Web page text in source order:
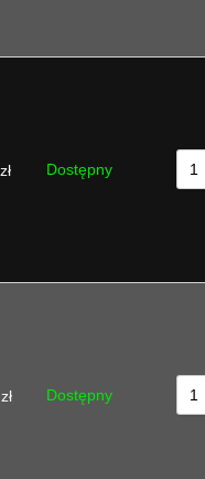
zł Dostępny
zł Dostępny